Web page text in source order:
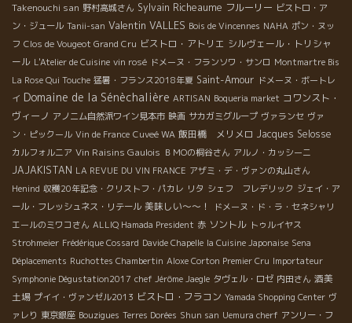
Takenouchi san 野村高城さん Sylvain Richeaume フルーリー ビストロ・ア
ン・ジュール Tanii-san Valentin VALLES Bois de Vincennes NAHA ポン・ヌッ
フ Clos de Vougeot Grand Cru ビストロ・アトリエ シルヴェール・トリシャ
ール L'Atelier de Cuisine vin rosé ドメーヌ・フランソワ・サンロ Montmartre Bis
La Rose Qui Touche 猛暑・フランス2018年夏 Saint-Amour ドメーヌ・ボートレ
イ Domaine de la Sénèchalière ARTISAN Boqueria market コワンスト・
ヴィーノ アノニム自然派ワイン見本市 映画 サカガミグループ ヴァランセ ヴァ
ン・ピックール Vin de France Cuveé WA 飯田橋 メリメロ Jacques Selosse
カルフォルニア Vin Raisins Gaulois ＢＭОの桐谷さん アルノ・カッシーニ
JAJAKISTAN LA REVUE DU VIN FRANCE アザミ・デ・ヴァンの丸山さん
Henind 収穫20年記念・クリストフ・パカレ リタ シェフ フレデリック ジェイ・ア
ール・フレッシュネス・リテール 美味しい～～！
ドメーヌ・ド・ラ・セネシャリ
エールのミワコさん ALLIQ Hamada President 赤 ソントル トゥルイヤス
Strohmeier Frédérique Cossard Davide Chapelle la Cuisine Japonaise Sena
Déplacements Ruchottes Chambertin Aloxe Corton Premier Cru Importateur
Symphonie Dégustation2017 chef Jérôme Jaegle タヴェル・ロゼ 内田さん 酒美
土場 プイイ・ヴァンゼル2013 ビストロ・フラコン Yamada Shopping Center ヴ
ァレり 東京銀座 Bouzigues Terres Dorées Shun san Uemura cherf アンリー・フ